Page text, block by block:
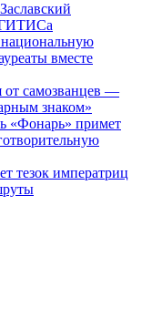
ГИТИСа
вместе
от самозванцев —
знаком»
«Фонарь» примет
тезок императриц